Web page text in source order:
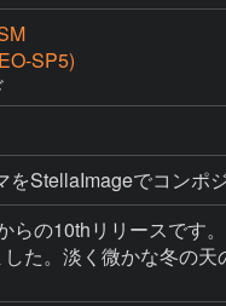
SP5)
StellaImageでコンポ
らの10thリリースです
た。淡く微かな冬の